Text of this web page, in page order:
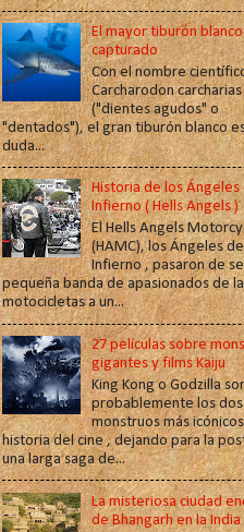
El mayor tiburón
capturado
Con el nombre
Carcharodon carcharias
("dientes agudos" o
"dentados"), el gran tiburón blanco
duda...
Historia de los Ángeles
Infierno ( Hells Angels )
El Hells Angels
(HAMC), los Ángeles
Infierno , pasaron de
pequeña banda de apasionados de
motocicletas a un...
27 películas sobre
gigantes y films Kaiju
King Kong o Godzilla
probablemente los dos
monstruos más
historia del cine , dejando para la
una larga saga de...
La misteriosa ciudad
de Bhangarh en la India